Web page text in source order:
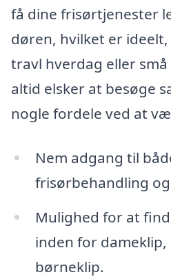
få dine frisørtjenester
døren, hvilket er
travl hverdag eller
altid elsker at besøge
nogle fordele ved at
Nem adgang til
frisørbehandling
Mulighed for at
inden for
børneklip.